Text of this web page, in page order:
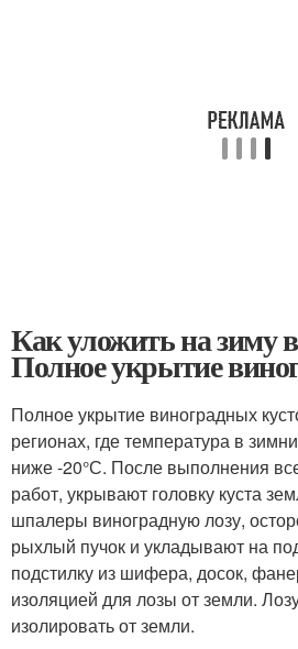
Как уложить на зиму
Полное укрытие
Полное укрытие виноградных
регионах, где температура в
ниже -20°С. После выполнения
работ, укрывают головку куста
шпалеры виноградную лозу,
рыхлый пучок и укладывают на
подстилку из шифера, досок,
изоляцией для лозы от земли.
изолировать от земли.